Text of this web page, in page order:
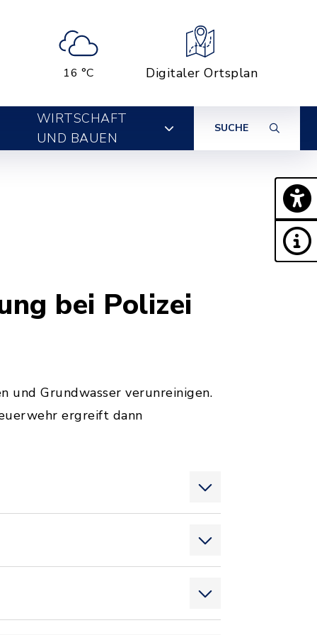
16 °C Digitaler Ortsplan
WIRTSCHAFT
UND BAUEN
SUCHE
bei Polizei
und Grundwasser verunreinigen.
ergreift dann